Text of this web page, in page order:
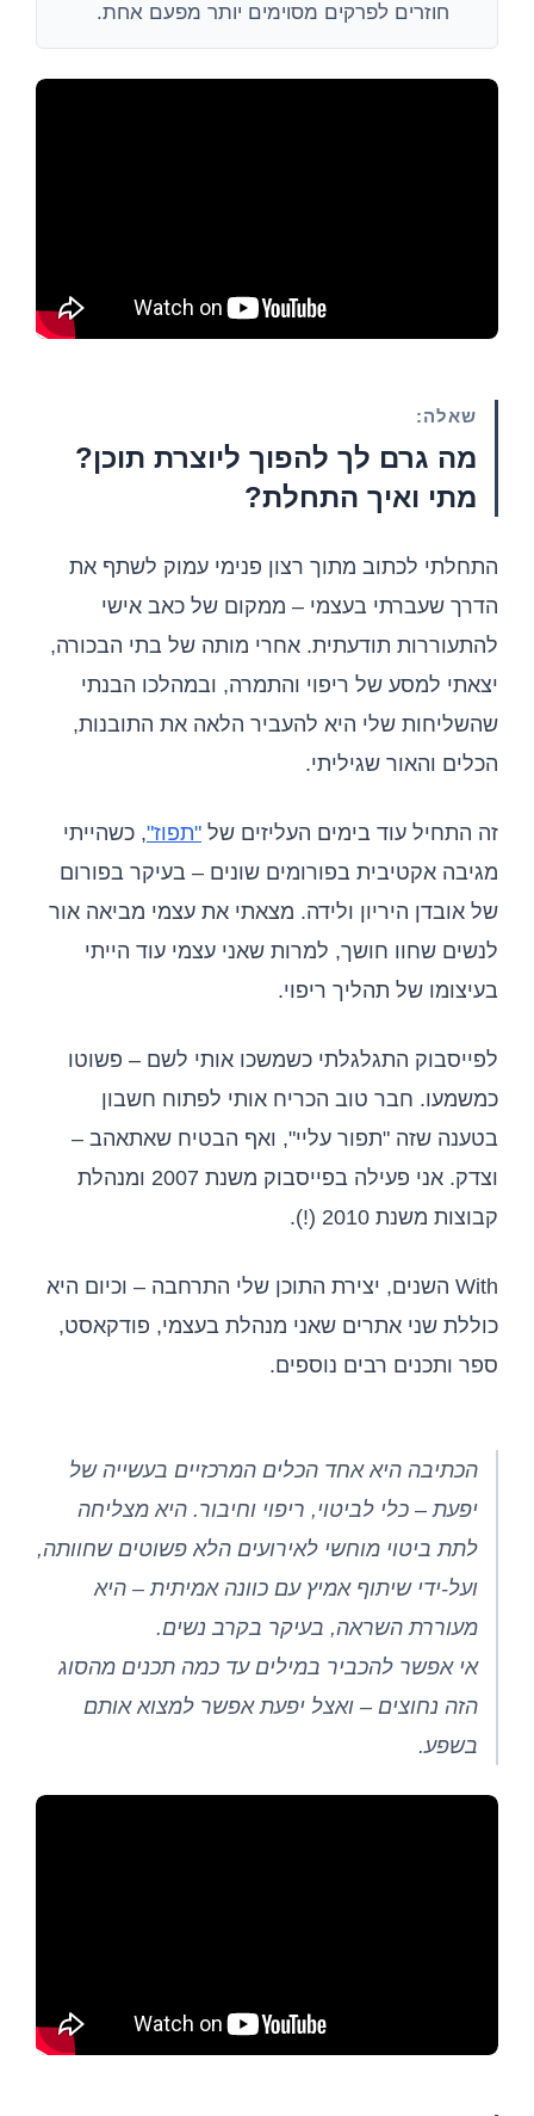
חוזרים לפרקים מסוימים יותר מפעם אחת.
שאלה:
מה גרם לך להפוך ליוצרת תוכן?
מתי ואיך התחלת?
התחלתי לכתוב מתוך רצון פנימי עמוק לשתף את
הדרך שעברתי בעצמי – ממקום של כאב אישי
להתעוררות תודעתית. אחרי מותה של בתי הבכורה,
יצאתי למסע של ריפוי והתמרה, ובמהלכו הבנתי
שהשליחות שלי היא להעביר הלאה את התובנות,
הכלים והאור שגיליתי.
זה התחיל עוד בימים העליזים של "תפוז", כשהייתי
מגיבה אקטיבית בפורומים שונים – בעיקר בפורום
של אובדן היריון ולידה. מצאתי את עצמי מביאה אור
לנשים שחוו חושך, למרות שאני עצמי עוד הייתי
בעיצומו של תהליך ריפוי.
לפייסבוק התגלגלתי כשמשכו אותי לשם – פשוטו
כמשמעו. חבר טוב הכריח אותי לפתוח חשבון
בטענה שזה "תפור עליי", ואף הבטיח שאתאהב –
וצדק. אני פעילה בפייסבוק משנת 2007 ומנהלת
קבוצות משנת 2010 (!).
With השנים, יצירת התוכן שלי התרחבה – וכיום היא
כוללת שני אתרים שאני מנהלת בעצמי, פודקאסט,
ספר ותכנים רבים נוספים.
הכתיבה היא אחד הכלים המרכזיים בעשייה של
יפעת – כלי לביטוי, ריפוי וחיבור. היא מצליחה
לתת ביטוי מוחשי לאירועים הלא פשוטים שחוותה,
ועל-ידי שיתוף אמיץ עם כוונה אמיתית – היא
מעוררת השראה, בעיקר בקרב נשים.
אי אפשר להכביר במילים עד כמה תכנים מהסוג
הזה נחוצים – ואצל יפעת אפשר למצוא אותם
בשפע.